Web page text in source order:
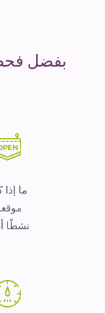
بفضل
ما إذا
موقعك
نشطًا أم